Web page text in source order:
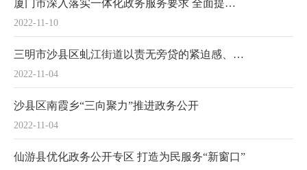
2022-11-10
厦门市深入落实一体化政务服务要求 全面提升“互联网+政务服务”水平
2022-11-04
三明市沙县区虬江街道以责无旁贷的紧迫感、责任感、使命感全面推进政务信息公开
2022-11-04
沙县区南霞乡“三向聚力”推进政务公开
仙游县优化政务公开专区 打造为民服务“新窗口”